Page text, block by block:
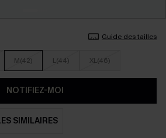
Guide des tailles
M(42) L(44) XL(46)
NOTIFIEZ-MOI
SIMILAIRES